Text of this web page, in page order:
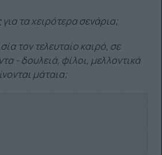
τα χειρότερα σενάρια;
τον τελευταίο καιρό, σε
- δουλειά, φίλοι, μελλοντικά
μάταια;